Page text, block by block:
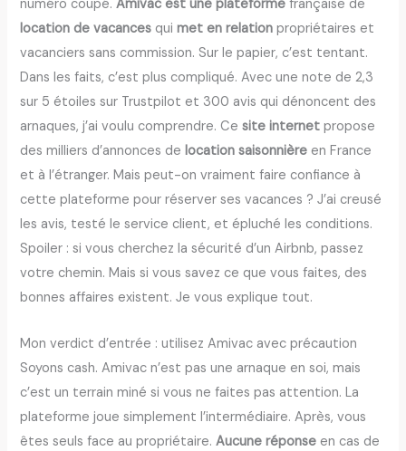
numéro coupé.Amivac est une plateforme française de
location de vacances quimet en relation propriétaires et
vacanciers sans commission. Sur le papier, c’est tentant.
Dans les faits, c’est plus compliqué. Avec une note de 2,3
sur 5 étoiles sur Trustpilot et 300 avis qui dénoncent des
arnaques, j’ai voulu comprendre. Cesite internet propose
des milliers d’annonces delocation saisonnière en France
et à l’étranger. Mais peut-on vraiment faire confiance à
cette plateforme pour réserver ses vacances ? J’ai creusé
les avis, testé le service client, et épluché les conditions.
Spoiler : si vous cherchez la sécurité d’un Airbnb, passez
votre chemin. Mais si vous savez ce que vous faites, des
bonnes affaires existent. Je vous explique tout.
Mon verdict d’entrée : utilisez Amivac avec précaution
Soyons cash. Amivac n’est pas une arnaque en soi, mais
c’est un terrain miné si vous ne faites pas attention. La
plateforme joue simplement l’intermédiaire. Après, vous
êtes seuls face au propriétaire.Aucune réponse en cas de